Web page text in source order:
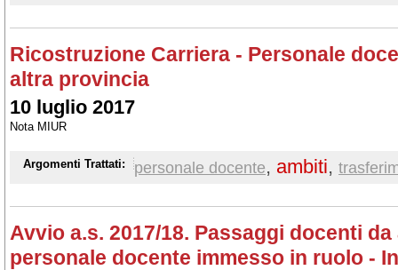
Ricostruzione Carriera - Personale
altra provincia
10 luglio 2017
Nota MIUR
Argomenti Trattati: personale docente, ambiti,
Avvio a.s. 2017/18. Passaggi docenti
personale docente immesso in ruolo -